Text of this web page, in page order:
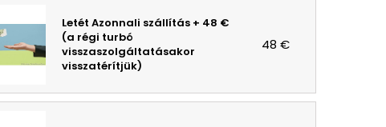
Letét Azonnali szállítás + 48 €
(a régi turbó
visszaszolgáltatásakor
visszatérítjük)
48 €